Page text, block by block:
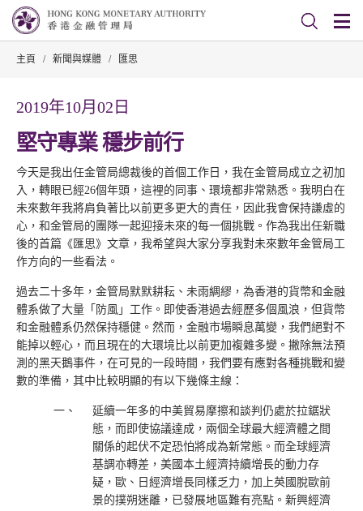
主頁 / 新聞與媒體 / 匯思
2019年10月02日
堅守專業 穩步前行
今天是我出任金管局總裁後的首個工作日，我在金管局成立之初加
入，轉眼已經26個年頭，這裡的同事、環境都非常熟悉。我明白在
未來數年我將肩負著比以前更多更大的責任，因此我會保持謙虛的
心，和金管局的團隊一起迎接未來的每一個挑戰。作為我出任新職
後的首篇《匯思》文章，我希望與大家分享我對未來數年金管局工
作方向的一些看法。
過去二十多年，金管局默默耕耘、未雨綢繆，為香港的貨幣和金融
體系做了大量「防風」工作。即使香港過去經歷多個風浪，但貨幣
和金融體系仍然保持穩健。然而，金融市場瞬息萬變，我們絕對不
能掉以輕心，而且現在的大環境比以前更加複雜多變。撇除無法預
測的黑天鵝事件，在可見的一段時間，我們要有應對各種挑戰和變
數的準備，其中比較明顯的有以下幾條主線：
一、
延續一年多的中美貿易摩擦和談判仍處於拉鋸狀
態，而即使協議達成，兩個全球最大經濟體之間
關係的起伏不定恐怕將成為新常態。而全球經濟
基調亦轉差，美國本土經濟持續增長的動力存
疑，歐、日經濟增長同樣乏力，加上英國脫歐前
景的撲朔迷離，已發展地區難有亮點。新興經濟